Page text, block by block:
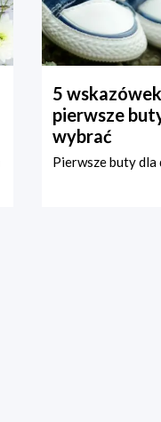
5
pierwsze
wybrać
Pierwsze buty dla